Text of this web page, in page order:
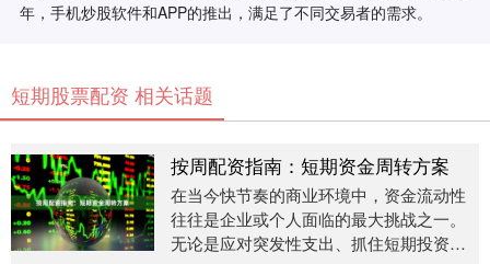
年，手机炒股软件和APP的推出，满足了不同交易者的需求。
短期股票配资 相关话题
按周配资指南：短期资金周转方案
在当今快节奏的商业环境中，资金流动性
往往是企业或个人面临的最大挑战之一。
无论是应对突发性支出、抓住短期投资机